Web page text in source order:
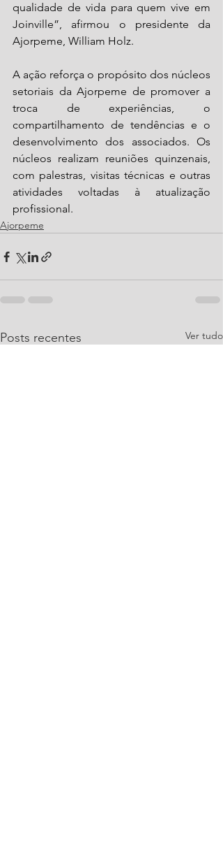
qualidade de vida para quem vive em
Joinville”, afirmou o presidente da
Ajorpeme, William Holz.
A ação reforça o propósito dos núcleos
setoriais da Ajorpeme de promover a
troca de experiências, o
compartilhamento de tendências e o
desenvolvimento dos associados. Os
núcleos realizam reuniões quinzenais,
com palestras, visitas técnicas e outras
atividades voltadas à atualização
profissional.
Ajorpeme
Posts recentes Ver tudo